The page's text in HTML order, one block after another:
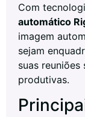
Com
automático
imagem
sejam
suas
produtivas.